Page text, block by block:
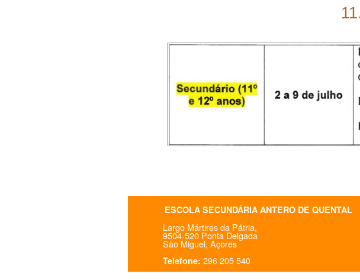
ESCOLA SECUNDÁRIA ANTERO DE QUENTAL
Largo Mártires da Pátria,
9504-520 Ponta Delgada
São Miguel, Açores
Telefone: 296 205 540